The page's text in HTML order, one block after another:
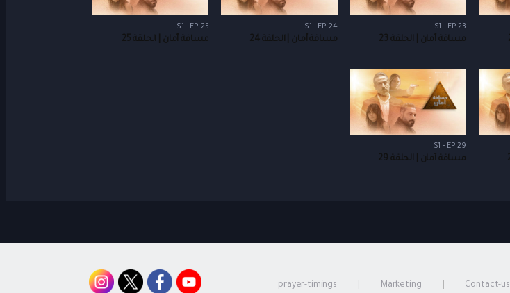
S1 - EP 23
مسافة أمان | الحلقة 23
S1 - EP 24
مسافة أمان | الحلقة 24
S1 - EP 25
مسافة أمان | الحلقة 25
S1 - EP 29
مسافة أمان | الحلقة 29
Contact-us
Marketing
prayer-timings